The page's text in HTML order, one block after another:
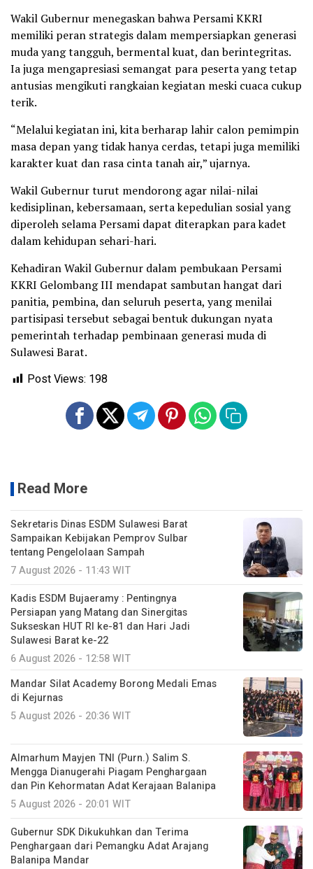
Wakil Gubernur menegaskan bahwa Persami KKRI
memiliki peran strategis dalam mempersiapkan generasi
muda yang tangguh, bermental kuat, dan berintegritas.
Ia juga mengapresiasi semangat para peserta yang tetap
antusias mengikuti rangkaian kegiatan meski cuaca cukup
terik.
“Melalui kegiatan ini, kita berharap lahir calon pemimpin
masa depan yang tidak hanya cerdas, tetapi juga memiliki
karakter kuat dan rasa cinta tanah air,” ujarnya.
Wakil Gubernur turut mendorong agar nilai-nilai
kedisiplinan, kebersamaan, serta kepedulian sosial yang
diperoleh selama Persami dapat diterapkan para kadet
dalam kehidupan sehari-hari.
Kehadiran Wakil Gubernur dalam pembukaan Persami
KKRI Gelombang III mendapat sambutan hangat dari
panitia, pembina, dan seluruh peserta, yang menilai
partisipasi tersebut sebagai bentuk dukungan nyata
pemerintah terhadap pembinaan generasi muda di
Sulawesi Barat.
Post Views: 198
Read More
Sekretaris Dinas ESDM Sulawesi Barat
Sampaikan Kebijakan Pemprov Sulbar
tentang Pengelolaan Sampah
7 August 2026 - 11:43 WIT
Kadis ESDM Bujaeramy : Pentingnya
Persiapan yang Matang dan Sinergitas
Sukseskan HUT RI ke-81 dan Hari Jadi
Sulawesi Barat ke-22
6 August 2026 - 12:58 WIT
Mandar Silat Academy Borong Medali Emas
di Kejurnas
5 August 2026 - 20:36 WIT
Almarhum Mayjen TNI (Purn.) Salim S.
Mengga Dianugerahi Piagam Penghargaan
dan Pin Kehormatan Adat Kerajaan Balanipa
5 August 2026 - 20:01 WIT
Gubernur SDK Dikukuhkan dan Terima
Penghargaan dari Pemangku Adat Arajang
Balanipa Mandar